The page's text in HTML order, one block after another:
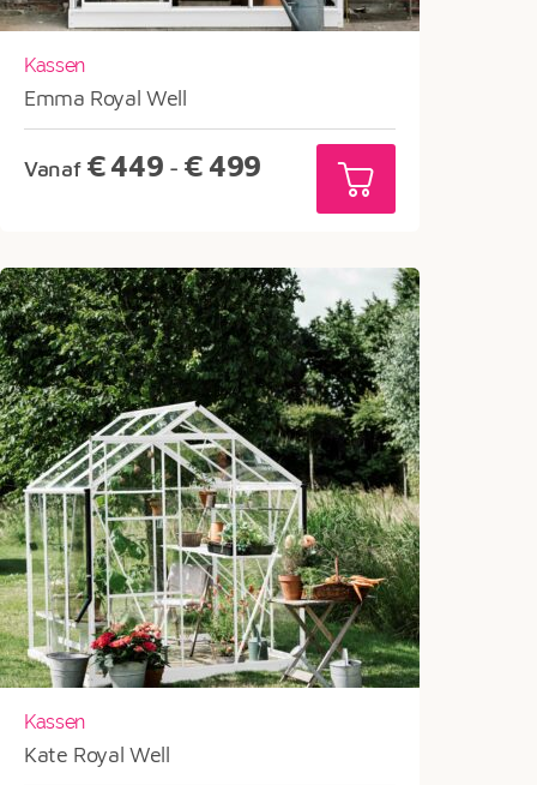
Kassen
Emma Royal Well
Vanaf €449 - € 499Prijsklasse:
Kassen
Kate Royal Well